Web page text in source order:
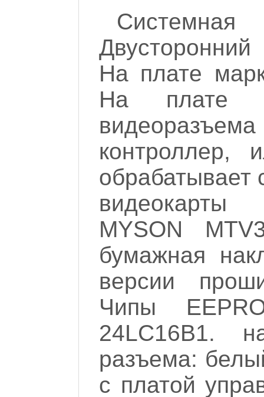
На плате
На плате
контроллер,
обрабатывает
MYSON
бумажная
версии
Чипы
24LC16B1.
разъема:
с платой